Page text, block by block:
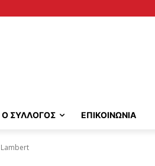
Ο ΣΥΛΛΟΓΟΣ ΕΠΙΚΟΙΝΩΝΙΑ